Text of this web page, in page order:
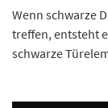
Wenn schwarze
treffen, entsteht
schwarze